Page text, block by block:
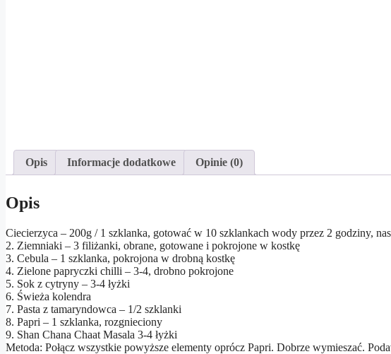
Opis Informacje dodatkowe Opinie (0)
Opis
Ciecierzyca – 200g / 1 szklanka, gotować w 10 szklankach wody przez 2 godziny,
2. Ziemniaki – 3 filiżanki, obrane, gotowane i pokrojone w kostkę
3. Cebula – 1 szklanka, pokrojona w drobną kostkę
4. Zielone papryczki chilli – 3-4, drobno pokrojone
5. Sok z cytryny – 3-4 łyżki
6. Świeża kolendra
7. Pasta z tamaryndowca – 1/2 szklanki
8. Papri – 1 szklanka, rozgnieciony
9. Shan Chana Chaat Masala 3-4 łyżki
Metoda: Połącz wszystkie powyższe elementy oprócz Papri. Dobrze wymieszać.